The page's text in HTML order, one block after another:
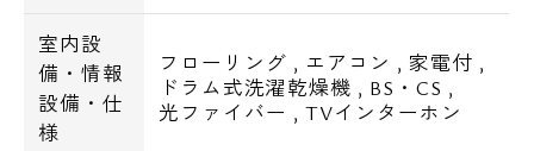
室内設
備・情報
設備・仕
様
フローリング , エアコン , 家電付 ,
ドラム式洗濯乾燥機 , BS・CS ,
光ファイバー , TVインターホン